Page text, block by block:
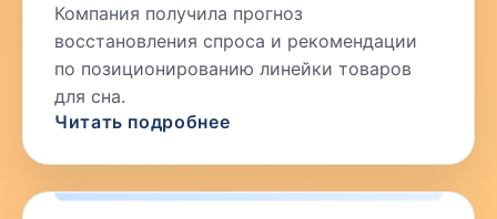
Компания получила прогноз
восстановления спроса и рекомендации
по позиционированию линейки товаров
для сна.
Читать подробнее